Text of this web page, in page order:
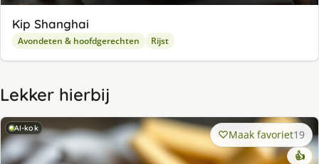
Kip Shanghai
Avondeten & hoofdgerechten Rijst
Lekker hierbij
AI-kok Maak favoriet19
👍